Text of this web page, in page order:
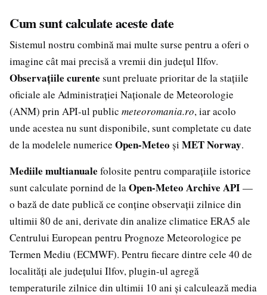
Cum sunt calculate aceste date
Sistemul nostru combină mai multe surse pentru a oferi o
imagine cât mai precisă a vremii din județul Ilfov.
Observațiile curente sunt preluate prioritar de la stațiile
oficiale ale Administrației Naționale de Meteorologie
(ANM) prin API-ul public meteoromania.ro, iar acolo
unde acestea nu sunt disponibile, sunt completate cu date
de la modelele numerice Open-Meteo și MET Norway.
Mediile multianuale folosite pentru comparațiile istorice
sunt calculate pornind de laOpen-Meteo Archive API—
o bază de date publică ce conține observații zilnice din
ultimii 80 de ani, derivate din analize climatice ERA5 ale
Centrului European pentru Prognoze Meteorologice pe
Termen Mediu (ECMWF). Pentru fiecare dintre cele 40 de
localități ale județului Ilfov, plugin-ul agregă
temperaturile zilnice din ultimii 10 ani și calculează media